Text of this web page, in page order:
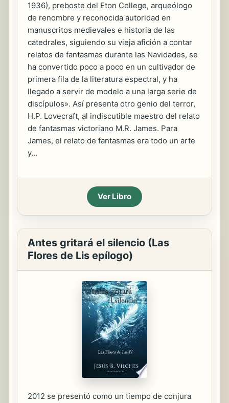
1936), preboste del Eton College, arqueólogo
de renombre y reconocida autoridad en
manuscritos medievales e historia de las
catedrales, siguiendo su vieja afición a contar
relatos de fantasmas durante las Navidades, se
ha convertido poco a poco en un cultivador de
primera fila de la literatura espectral, y ha
llegado a servir de modelo a una larga serie de
discípulos». Así presenta otro genio del terror,
H.P. Lovecraft, al indiscutible maestro del relato
de fantasmas victoriano M.R. James. Para
James, el relato de fantasmas era todo un arte
y...
Ver Libro
Antes gritará el silencio (Las
Flores de Lis epílogo)
2012 se presentó como un tiempo de conjura